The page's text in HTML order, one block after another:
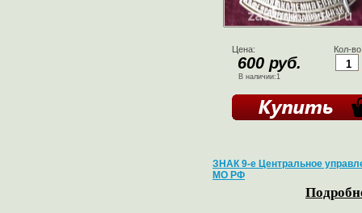
Цена:
600 руб.
В наличии:1
Кол-
ЗНАК 9-е Центральное
МО РФ